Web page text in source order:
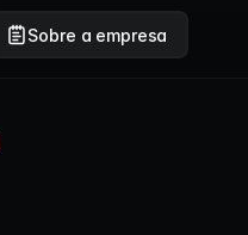
Sobre a empresa